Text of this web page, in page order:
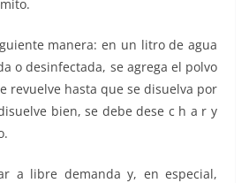
manera: en un litro de agua
o desinfectada, se agrega el polvo
revuelve hasta que se disuelva por
bien, se debe dese c h a r y
a libre demanda y, en especial,